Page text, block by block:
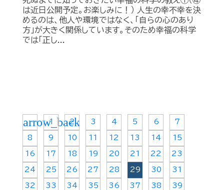
は近日公開予定。お楽しみに！） 人生の幸不幸を決
めるのは、他人や環境ではなく、「自らの心のあり
方」が大きく関係しています。そのため幸福の科学
では「正し...
arrow_back
1 2 3 4 5 6 7
8 9 10 11 12 13 14 15
16 17 18 19 20 21 22 23
24 25 26 27 28 29 30 31
32 33 34 35 36 37 38 39